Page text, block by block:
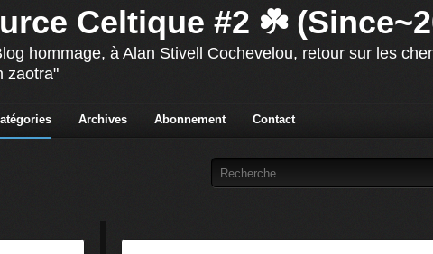
Celtique #2 ☘️
hommage, à Alan Stivell Cochevelou, retour sur les
zaotra"
Archives Abonnement Contact